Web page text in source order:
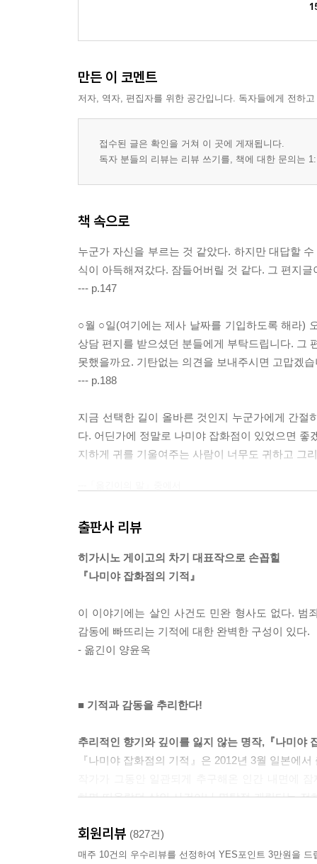
만든 이 코멘트
저자, 역자, 편집자를 위한 공간입니다. 독자들에게 전하
접수된 글은 확인을 거쳐 이 곳에 게재됩니다.
독자 분들의 리뷰는 리뷰 쓰기를, 책에 대한 문의는
책 속으로
누군가 자신을 부르는 것 같았다. 하지만 대답할
식이 아득해져갔다. 잠들어버릴 것 같다. 그 편지
--- p.147
○월 ○일(여기에는 제사 날짜를 기입하도록 해라)
상담 편지를 받으셨던 분들에게 부탁드립니다. 그
못했을까요. 기탄없는 의견을 보내주시면 고맙겠
--- p.188
지금 선택한 길이 올바른 것인지 누군가에게 간
다. 어딘가에 정말로 나미야 잡화점이 있었으면
지하게 귀를 기울여주는 사람이 너무도 귀하고 그
출판사 리뷰
히가시노 게이고의 차기 대표작으로 손꼽힐
『나미야 잡화점의 기적』
이 이야기에는 살인 사건도 민완 형사도 없다. 범
감동에 빠뜨리는 기적에 대한 완벽한 구성이 있다.
- 옮긴이 양윤옥
■ 기적과 감동을 추리한다!
추리적인 향기와 깊이를 잃지 않는 명작,『나미야
『나미야 잡화점의 기적』은 2012년 3월 일본에
하면 떠올랐던 살인 사건이나 명탐정 캐릭터는
아무도 살지 않는 오래된 잡화점에서 벌어지는 기
회원리뷰 (827건)
매주 10건의 우수리뷰를 선정하여 YES포인트 3만원을 드